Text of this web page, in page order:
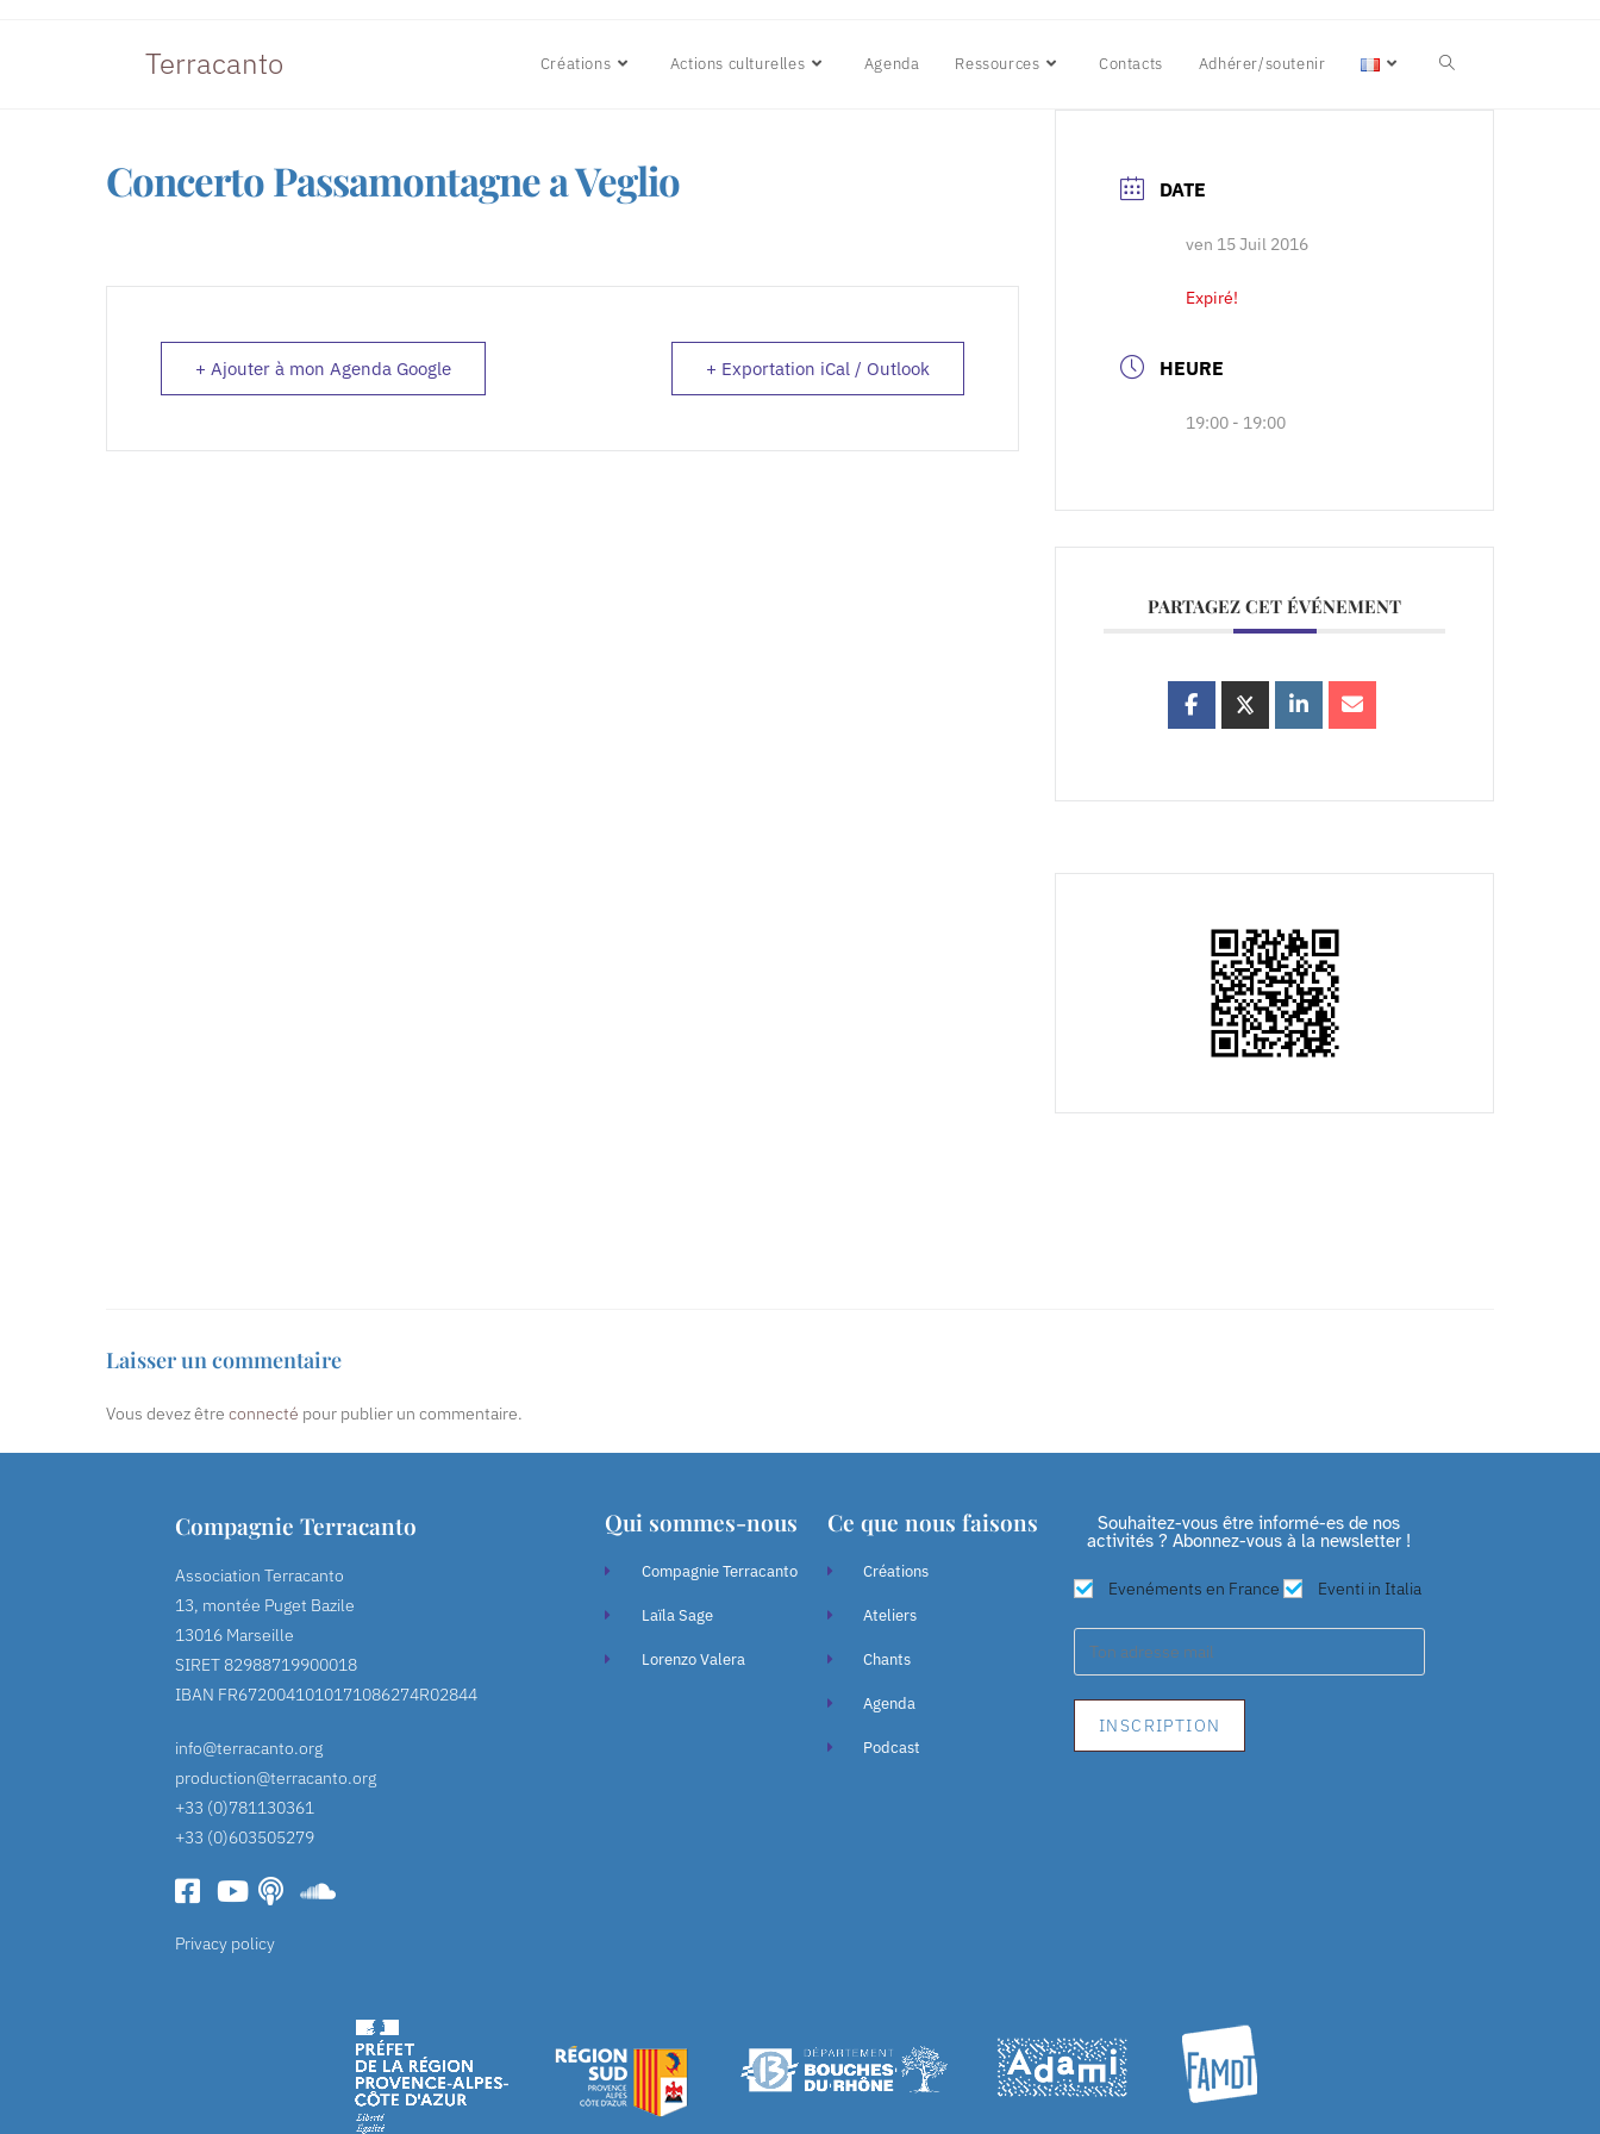
Terracanto Créations Actions culturelles Agenda Ressources Contacts Adhérer/soutenir
Concerto Passamontagne a Veglio
+ Ajouter à mon Agenda Google + Exportation iCal / Outlook
DATE
ven 15 Juil 2016
Expiré!
HEURE
19:00 - 19:00
PARTAGEZ CET ÉVÉNEMENT
Laisser un commentaire
Vous devez être connecté pour publier un commentaire.
Compagnie Terracanto
Association Terracanto
13, montée Puget Bazile
13016 Marseille
SIRET 82988719900018
IBAN FR6720041010171086274R02844
info@terracanto.org
production@terracanto.org
+33 (0)781130361
+33 (0)603505279
Privacy policy
Qui sommes-nous
Compagnie Terracanto
Laïla Sage
Lorenzo Valera
Ce que nous faisons
Créations
Ateliers
Chants
Agenda
Podcast
Souhaitez-vous être informé-es de nos
activités ? Abonnez-vous à la newsletter !
Evenéments en France Eventi in Italia